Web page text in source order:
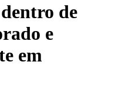
de
e
em